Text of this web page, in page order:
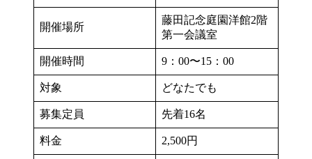
開催場所
藤田記念庭園洋館2階
第一会議室
開催時間 9：00〜15：00
対象 どなたでも
募集定員 先着16名
料金 2,500円